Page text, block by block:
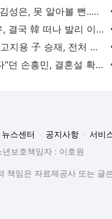
품절녀 된 '미달이' 김성은, 못 알아볼 뻔..우아함 물씬 "생일 축하해"
"1년간 고민" 김빈우, 결국 韓 떠나 발리 이민…논란 속 새출발
[단독] '상위 0.5%' 고지용 子 승재, 전처 허양임이 키운다…극비 이혼 2년 만 고백 (종합)
"좋은 아빠 되고싶다"던 손흥민, 결혼설 확산..왼손 약지 '970만원 웨딩링' 포착[핫피플]
스센터 공지사항
서비
년보호책임자 : 이호원
책임은 자료제공사 또는 글